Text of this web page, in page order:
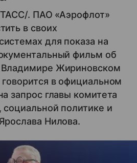
. ПАО «Аэрофлот»
в своих
для показа на
фильм об
Жириновском
в официальном
запрос главы комитета
политике и
Нилова.